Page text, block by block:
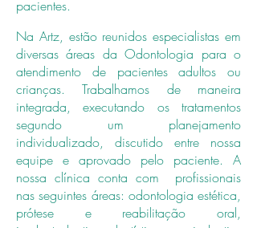
pacientes.
Na Artz, estão reunidos especialistas em
diversas áreas da Odontologia para o
atendimento de pacientes adultos ou
crianças. Trabalhamos de maneira
integrada, executando os tratamentos
segundo um planejamento
individualizado, discutido entre nossa
equipe e aprovado pelo paciente. A
nossa clínica conta com profissionais
nas seguintes áreas: odontologia estética,
prótese e reabilitação oral,